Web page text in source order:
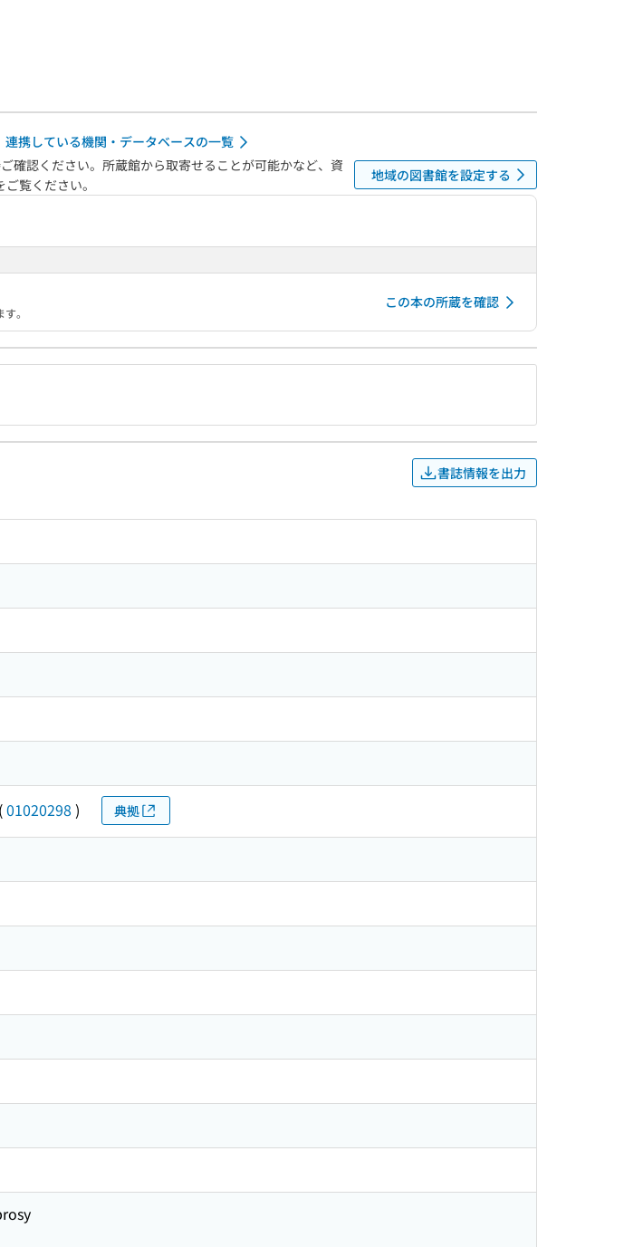
連携している機関・データベースの一覧
確認ください。所蔵館から取寄せることが可能かなど、資
ご覧ください。
地域の図書館を設定する
。
この本の所蔵を確認
書誌情報を出力
(01020298 ) 典拠